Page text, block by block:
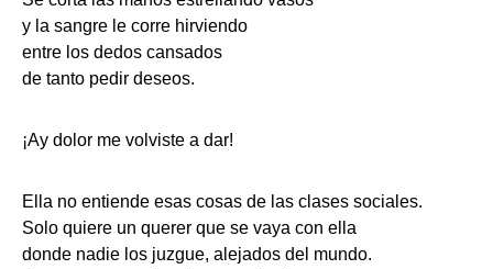
y la sangre le corre hirviendo
entre los dedos cansados
de tanto pedir deseos.
¡Ay dolor me volviste a dar!
Ella no entiende esas cosas de las clases sociales.
Solo quiere un querer que se vaya con ella
donde nadie los juzgue, alejados del mundo.